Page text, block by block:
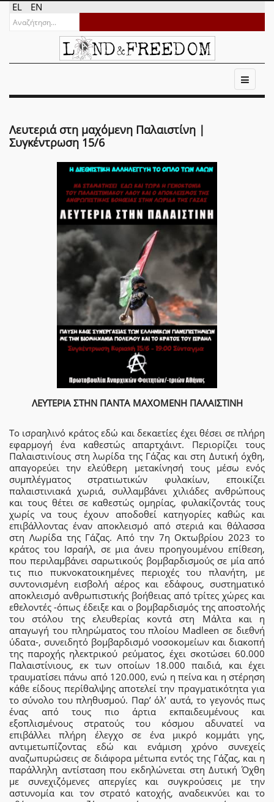
EL EN
Λευτεριά στη μαχόμενη Παλαιστίνη |
Συγκέντρωση 15/6
ΛΕΥΤΕΡΙΑ ΣΤΗΝ ΠΑΝΤΑ ΜΑΧΟΜΕΝΗ ΠΑΛΑΙΣΤΙΝΗ
Το ισραηλινό κράτος εδώ και δεκαετίες έχει θέσει σε πλήρη
εφαρμογή ένα καθεστώς απαρτχάιντ. Περιορίζει τους
Παλαιστινίους στη λωρίδα της Γάζας και στη Δυτική όχθη,
απαγορεύει την ελεύθερη μετακίνησή τους μέσω ενός
συμπλέγματος στρατιωτικών φυλακίων, εποικίζει
παλαιστινιακά χωριά, συλλαμβάνει χιλιάδες ανθρώπους
και τους θέτει σε καθεστώς ομηρίας, φυλακίζοντάς τους
χωρίς να τους έχουν αποδοθεί κατηγορίες καθώς και
επιβάλλοντας έναν αποκλεισμό από στεριά και θάλασσα
στη Λωρίδα της Γάζας. Από την 7η Οκτωβρίου 2023 το
κράτος του Ισραήλ, σε μια άνευ προηγουμένου επίθεση,
που περιλαμβάνει σαρωτικούς βομβαρδισμούς σε μία από
τις πιο πυκνοκατοικημένες περιοχές του πλανήτη, με
συντονισμένη εισβολή αέρος και εδάφους, συστηματικό
αποκλεισμό ανθρωπιστικής βοήθειας από τρίτες χώρες και
εθελοντές -όπως έδειξε και ο βομβαρδισμός της αποστολής
του στόλου της ελευθερίας κοντά στη Μάλτα και η
απαγωγή του πληρώματος του πλοίου Madleen σε διεθνή
ύδατα-, συνειδητό βομβαρδισμό νοσοκομείων και διακοπή
της παροχής ηλεκτρικού ρεύματος, έχει σκοτώσει 60.000
Παλαιστίνιους, εκ των οποίων 18.000 παιδιά, και έχει
τραυματίσει πάνω από 120.000, ενώ η πείνα και η στέρηση
κάθε είδους περίθαλψης αποτελεί την πραγματικότητα για
το σύνολο του πληθυσμού. Παρ’ όλ’ αυτά, το γεγονός πως
ένας από τους πιο άρτια εκπαιδευμένους και
εξοπλισμένους στρατούς του κόσμου αδυνατεί να
επιβάλλει πλήρη έλεγχο σε ένα μικρό κομμάτι γης,
αντιμετωπίζοντας εδώ και ενάμιση χρόνο συνεχείς
αναζωπυρώσεις σε διάφορα μέτωπα εντός της Γάζας, και η
παράλληλη αντίσταση που εκδηλώνεται στη Δυτική Όχθη
με συνεχιζόμενες απεργίες και συγκρούσεις με την
αστυνομία και τον στρατό κατοχής, αναδεικνύει και το